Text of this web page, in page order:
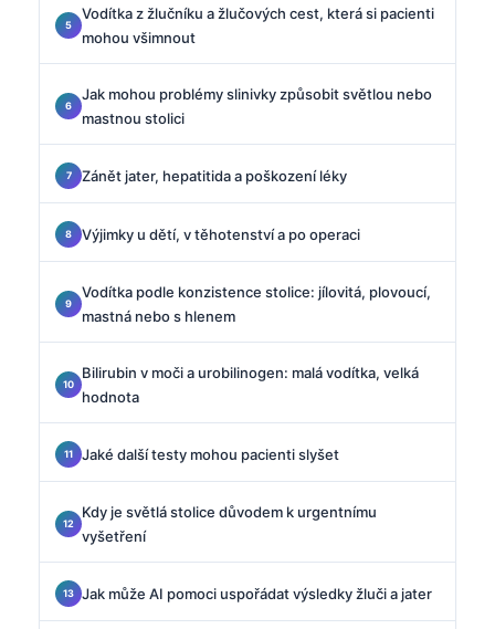
Vodítka z žlučníku a žlučových cest, která si pacienti
mohou všimnout
Jak mohou problémy slinivky způsobit světlou nebo
mastnou stolici
Zánět jater, hepatitida a poškození léky
Výjimky u dětí, v těhotenství a po operaci
Vodítka podle konzistence stolice: jílovitá, plovoucí,
mastná nebo s hlenem
Bilirubin v moči a urobilinogen: malá vodítka, velká
hodnota
Jaké další testy mohou pacienti slyšet
Kdy je světlá stolice důvodem k urgentnímu
vyšetření
Jak může AI pomoci uspořádat výsledky žluči a jater